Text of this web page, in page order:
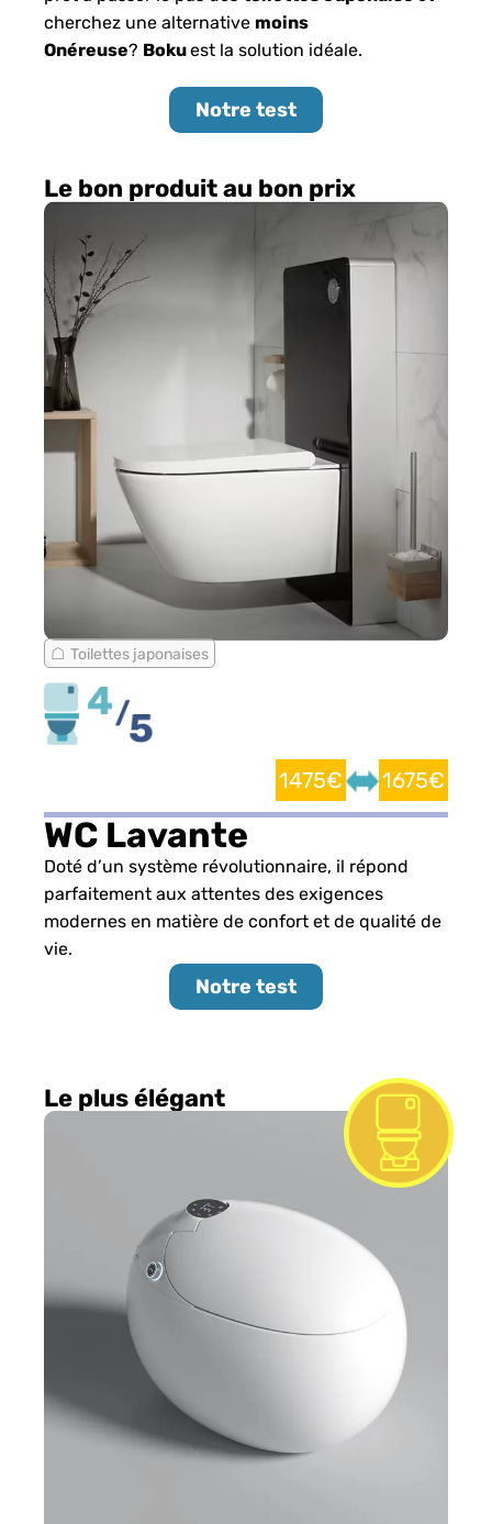
cherchez une alternative moins
Onéreuse? Bokuest la solution idéale.
Notre test
Le bon produit au bon prix
Toilettes japonaises
1475€ 1675€
WC Lavante
Doté d’un système révolutionnaire, il répond
parfaitement aux attentes des exigences
modernes en matière de confort et de qualité de
vie.
Notre test
Le plus élégant